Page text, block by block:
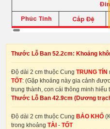
Thước Lỗ Ban 52.2cm: Khoảng
Độ dài 2 cm thuộc Cung TRUNG TÍN
TỐT: (Gặp khoảng này gia cảnh
trung thành, con cái thông minh hiếu
Thước Lỗ Ban 42.9cm (Dương
Độ dài 2 cm thuộc Cung BẢO KHỐ
trong khoảng TÀI - TỐT